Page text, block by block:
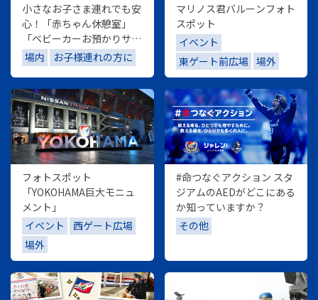
小さなお子さま連れでも安
心！「赤ちゃん休憩室」
「ベビーカーお預かりサー
ビス」「おむつ替えシー
ト」
場内 お子様連れの方に
マリノス君バルーンフォト
スポット
イベント
東ゲート前広場
場外
フォトスポット
「YOKOHAMA巨大モニュ
メント」
イベント
西ゲート広場
場外
#命つなぐアクション スタ
ジアムのAEDがどこにある
か知っていますか？
その他